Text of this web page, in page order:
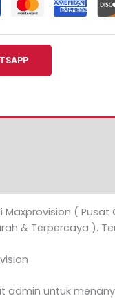
( Pusat
& Terpercaya ).
admin untuk